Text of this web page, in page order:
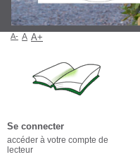
A- A A+
Se connecter
accéder à votre compte de
lecteur